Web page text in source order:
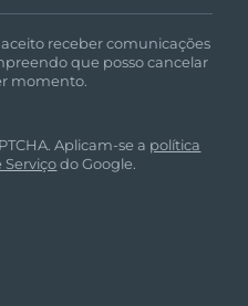
receber comunicações
que posso cancelar
momento.
Aplicam-se a política
Serviçodo Google.